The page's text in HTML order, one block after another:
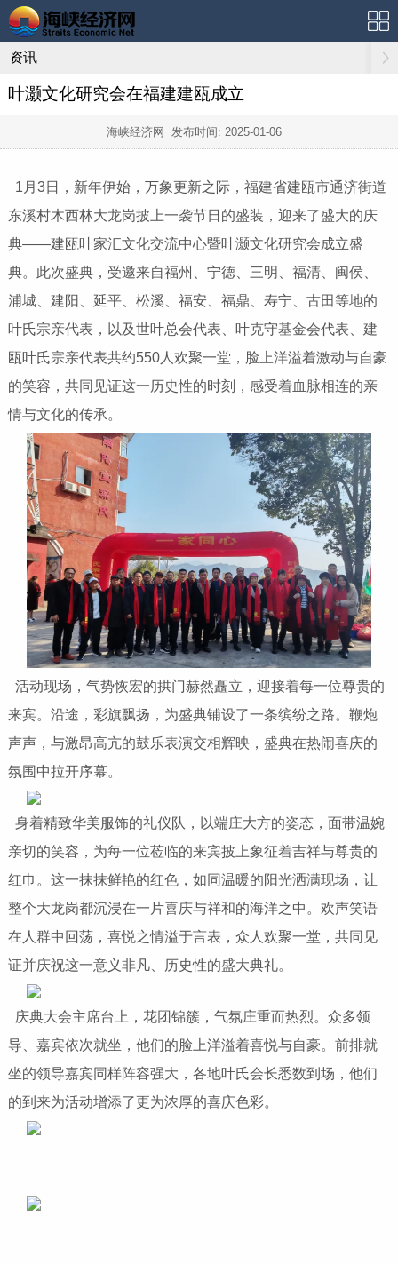
资讯
叶灏文化研究会在福建建瓯成立
海峡经济网 发布时间: 2025-01-06
1月3日，新年伊始，万象更新之际，福建省建瓯市通济街道
东溪村木西林大龙岗披上一袭节日的盛装，迎来了盛大的庆
典——建瓯叶家汇文化交流中心暨叶灏文化研究会成立盛
典。此次盛典，受邀来自福州、宁德、三明、福清、闽侯、
浦城、建阳、延平、松溪、福安、福鼎、寿宁、古田等地的
叶氏宗亲代表，以及世叶总会代表、叶克守基金会代表、建
瓯叶氏宗亲代表共约550人欢聚一堂，脸上洋溢着激动与自豪
的笑容，共同见证这一历史性的时刻，感受着血脉相连的亲
情与文化的传承。
活动现场，气势恢宏的拱门赫然矗立，迎接着每一位尊贵的
来宾。沿途，彩旗飘扬，为盛典铺设了一条缤纷之路。鞭炮
声声，与激昂高亢的鼓乐表演交相辉映，盛典在热闹喜庆的
氛围中拉开序幕。
身着精致华美服饰的礼仪队，以端庄大方的姿态，面带温婉
亲切的笑容，为每一位莅临的来宾披上象征着吉祥与尊贵的
红巾。这一抹抹鲜艳的红色，如同温暖的阳光洒满现场，让
整个大龙岗都沉浸在一片喜庆与祥和的海洋之中。欢声笑语
在人群中回荡，喜悦之情溢于言表，众人欢聚一堂，共同见
证并庆祝这一意义非凡、历史性的盛大典礼。
庆典大会主席台上，花团锦簇，气氛庄重而热烈。众多领
导、嘉宾依次就坐，他们的脸上洋溢着喜悦与自豪。前排就
坐的领导嘉宾同样阵容强大，各地叶氏会长悉数到场，他们
的到来为活动增添了更为浓厚的喜庆色彩。